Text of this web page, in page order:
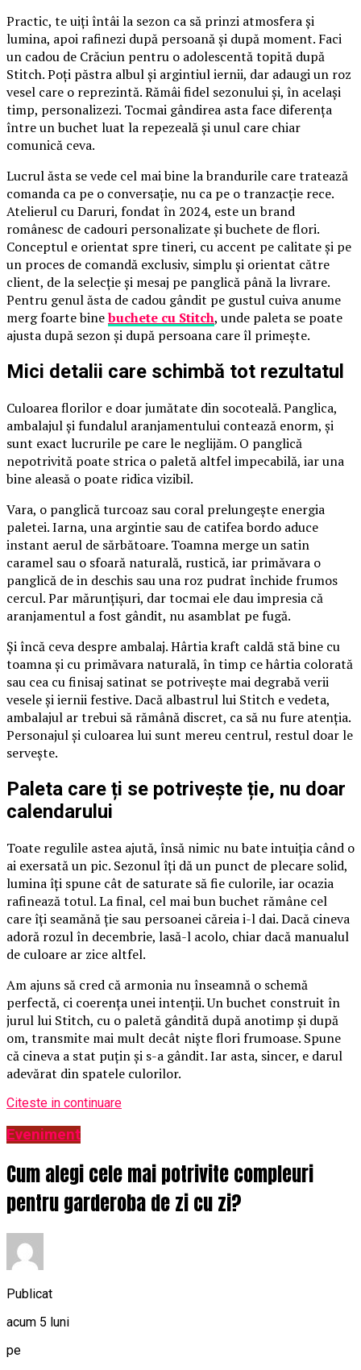
Practic, te uiți întâi la sezon ca să prinzi atmosfera și
lumina, apoi rafinezi după persoană și după moment. Faci
un cadou de Crăciun pentru o adolescentă topită după
Stitch. Poți păstra albul și argintiul iernii, dar adaugi un roz
vesel care o reprezintă. Rămâi fidel sezonului și, în același
timp, personalizezi. Tocmai gândirea asta face diferența
între un buchet luat la repezeală și unul care chiar
comunică ceva.
Lucrul ăsta se vede cel mai bine la brandurile care tratează
comanda ca pe o conversație, nu ca pe o tranzacție rece.
Atelierul cu Daruri, fondat în 2024, este un brand
românesc de cadouri personalizate și buchete de flori.
Conceptul e orientat spre tineri, cu accent pe calitate și pe
un proces de comandă exclusiv, simplu și orientat către
client, de la selecție și mesaj pe panglică până la livrare.
Pentru genul ăsta de cadou gândit pe gustul cuiva anume
merg foarte binebuchete cu Stitch, unde paleta se poate
ajusta după sezon și după persoana care îl primește.
Mici detalii care schimbă tot rezultatul
Culoarea florilor e doar jumătate din socoteală. Panglica,
ambalajul și fundalul aranjamentului contează enorm, și
sunt exact lucrurile pe care le neglijăm. O panglică
nepotrivită poate strica o paletă altfel impecabilă, iar una
bine aleasă o poate ridica vizibil.
Vara, o panglică turcoaz sau coral prelungește energia
paletei. Iarna, una argintie sau de catifea bordo aduce
instant aerul de sărbătoare. Toamna merge un satin
caramel sau o sfoară naturală, rustică, iar primăvara o
panglică de in deschis sau una roz pudrat închide frumos
cercul. Par mărunțișuri, dar tocmai ele dau impresia că
aranjamentul a fost gândit, nu asamblat pe fugă.
Și încă ceva despre ambalaj. Hârtia kraft caldă stă bine cu
toamna și cu primăvara naturală, în timp ce hârtia colorată
sau cea cu finisaj satinat se potrivește mai degrabă verii
vesele și iernii festive. Dacă albastrul lui Stitch e vedeta,
ambalajul ar trebui să rămână discret, ca să nu fure atenția.
Personajul și culoarea lui sunt mereu centrul, restul doar le
servește.
Paleta care ți se potrivește ție, nu doar
calendarului
Toate regulile astea ajută, însă nimic nu bate intuiția când o
ai exersată un pic. Sezonul îți dă un punct de plecare solid,
lumina îți spune cât de saturate să fie culorile, iar ocazia
rafinează totul. La final, cel mai bun buchet rămâne cel
care îți seamănă ție sau persoanei căreia i-l dai. Dacă cineva
adoră rozul în decembrie, lasă-l acolo, chiar dacă manualul
de culoare ar zice altfel.
Am ajuns să cred că armonia nu înseamnă o schemă
perfectă, ci coerența unei intenții. Un buchet construit în
jurul lui Stitch, cu o paletă gândită după anotimp și după
om, transmite mai mult decât niște flori frumoase. Spune
că cineva a stat puțin și s-a gândit. Iar asta, sincer, e darul
adevărat din spatele culorilor.
Citeste in continuare
Eveniment
Cum alegi cele mai potrivite compleuri
pentru garderoba de zi cu zi?
Publicat
acum 5 luni
pe